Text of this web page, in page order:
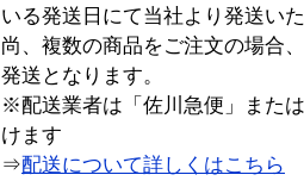
いる発送日にて当社より発送い
尚、複数の商品をご注文の場合
発送となります。
※配送業者は「佐川急便」また
けます
⇒配送について詳しくはこちら